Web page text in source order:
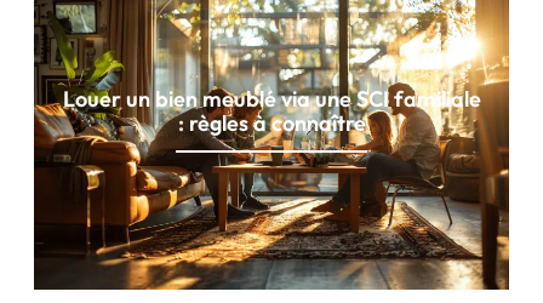
Louer un bien meublé via une SCI familiale
: règles à connaître